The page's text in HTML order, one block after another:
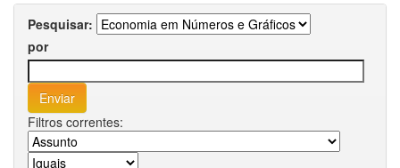
Pesquisar:
por
Filtros correntes: